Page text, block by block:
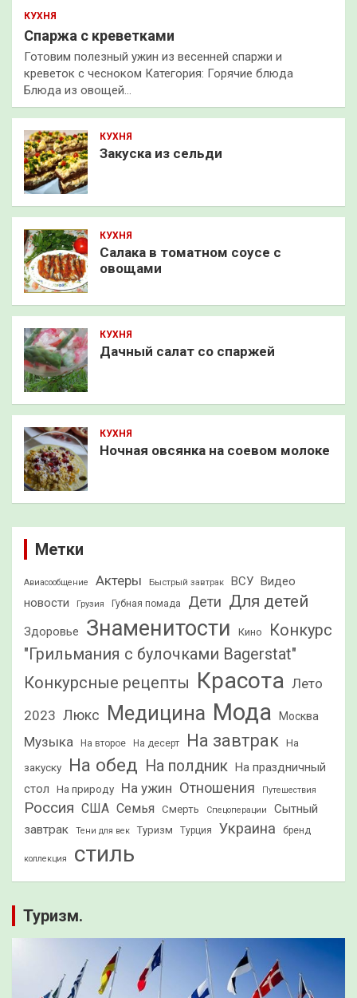
КУХНЯ
Спаржа с креветками
Готовим полезный ужин из весенней спаржи и
креветок с чесноком Категория: Горячие блюда
Блюда из овощей…
КУХНЯ
Закуска из сельди
КУХНЯ
Салака в томатном соусе с
овощами
КУХНЯ
Дачный салат со спаржей
КУХНЯ
Ночная овсянка на соевом молоке
Метки
Авиасообщение Актеры Быстрый завтрак ВСУ
Видео
новости
Грузия Губная помада Дети Для детей
Здоровье Знаменитости Кино
Конкурс
"Грильмания с булочками Bagerstat"
Конкурсные рецепты Красота Лето
2023 Люкс Медицина Мода Москва
Музыка На второе На десерт На завтрак На
закуску На обед На полдник
На праздничный
стол
На природу На ужин Отношения Путешествия
Россия США Семья Смерть Спецоперации
Сытный
завтрак
Тени для век Туризм Турция Украина бренд
коллекция стиль
Туризм.